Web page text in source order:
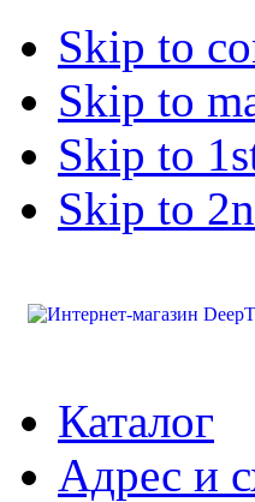
Skip to
Skip to
Skip to
Skip to
Каталог
Адрес и